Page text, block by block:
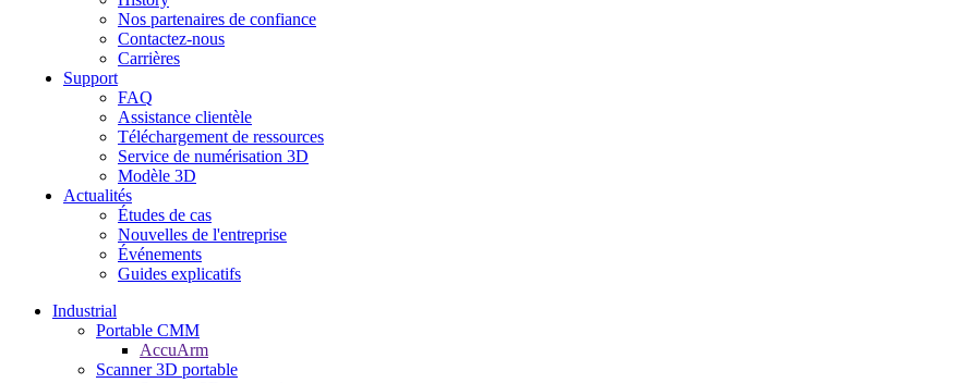
Nos partenaires de confiance
Contactez-nous
Carrières
Support
FAQ
Assistance clientèle
Téléchargement de ressources
Service de numérisation 3D
Modèle 3D
Actualités
Études de cas
Nouvelles de l'entreprise
Événements
Guides explicatifs
Industrial
Portable CMM
AccuArm
Scanner 3D portable